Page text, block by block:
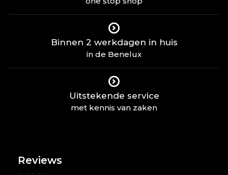
Binnen 2 werkdagen in huis
in de Benelux
Uitstekende service
met kennis van zaken
Reviews
• • • • •